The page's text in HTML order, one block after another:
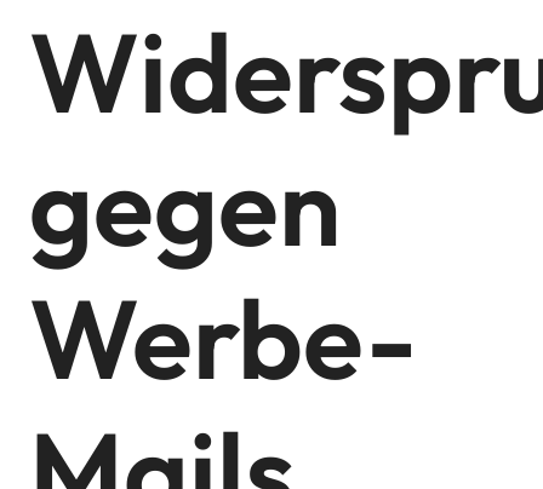
gegen
Werbe-